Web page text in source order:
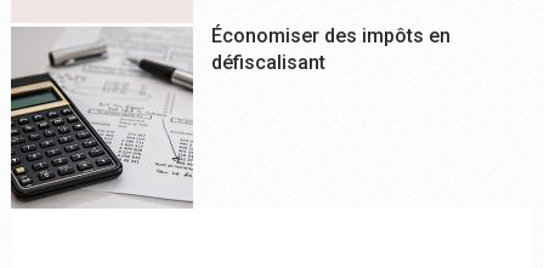
Économiser des impôts en
défiscalisant